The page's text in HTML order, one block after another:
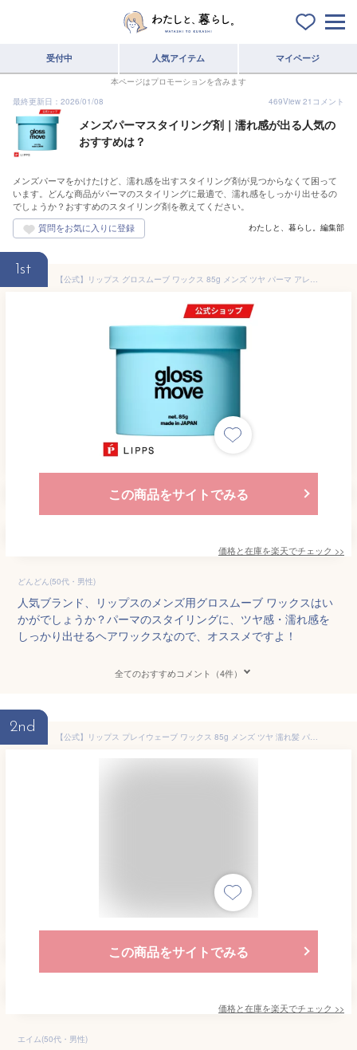
受付中 人気アイテム マイページ
本ページはプロモーションを含みます
最終更新日：2026/01/08
469View 21 コメント
メンズパーマスタイリング剤｜濡れ感が出る人気の
おすすめは？
メンズパーマをかけたけど、濡れ感を出すスタイリング剤が見つからなくて困って
います。どんな商品がパーマのスタイリングに最適で、濡れ感をしっかり出せるの
でしょうか？おすすめのスタイリング剤を教えてください。
わたしと、暮らし。編集部
1st
【公式】リップス グロスムーブ ワックス 85g メンズ ツヤ パーマ アレンジ ツヤ感 濡れ髪 美容室 サロン アップルグリーン ヘアワックス スタイリング剤 整髪料
この商品をサイトでみる
価格と在庫を楽天でチェック >>
どんどん(50代・男性)
人気ブランド、リップスのメンズ用グロスムーブ ワックスはい
かがでしょうか？パーマのスタイリングに、ツヤ感・濡れ感を
しっかり出せるヘアワックスなので、オススメですよ！
全てのおすすめコメント（4件）
2nd
【公式】リップス プレイウェーブ ワックス 85g メンズ ツヤ 濡れ髪 パーマ用 美容室 サロン アップルグリーン ヘアワックス スタイリング剤 整髪料
この商品をサイトでみる
価格と在庫を楽天でチェック >>
エイム(50代・男性)